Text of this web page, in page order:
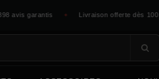
garantis ✦ Livraison offerte dès 100 €